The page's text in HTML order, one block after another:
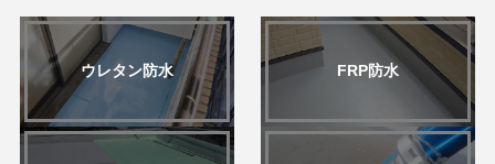
ウレタン防水 FRP防水